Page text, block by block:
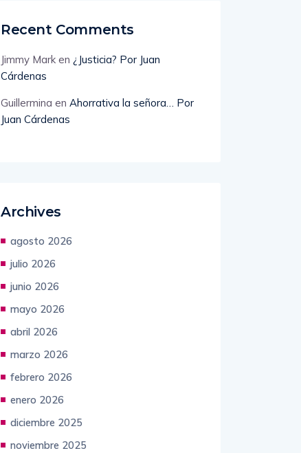
Recent Comments
Jimmy Mark en ¿Justicia? Por Juan
Cárdenas
Guillermina en Ahorrativa la señora… Por
Juan Cárdenas
Archives
agosto 2026
julio 2026
junio 2026
mayo 2026
abril 2026
marzo 2026
febrero 2026
enero 2026
diciembre 2025
noviembre 2025